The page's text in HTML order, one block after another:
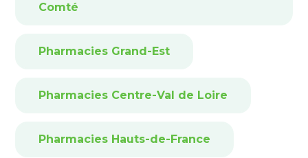
Comté
Pharmacies Grand-Est
Pharmacies Centre-Val de Loire
Pharmacies Hauts-de-France